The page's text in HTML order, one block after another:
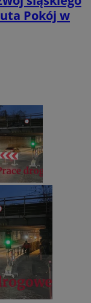
Pokój w